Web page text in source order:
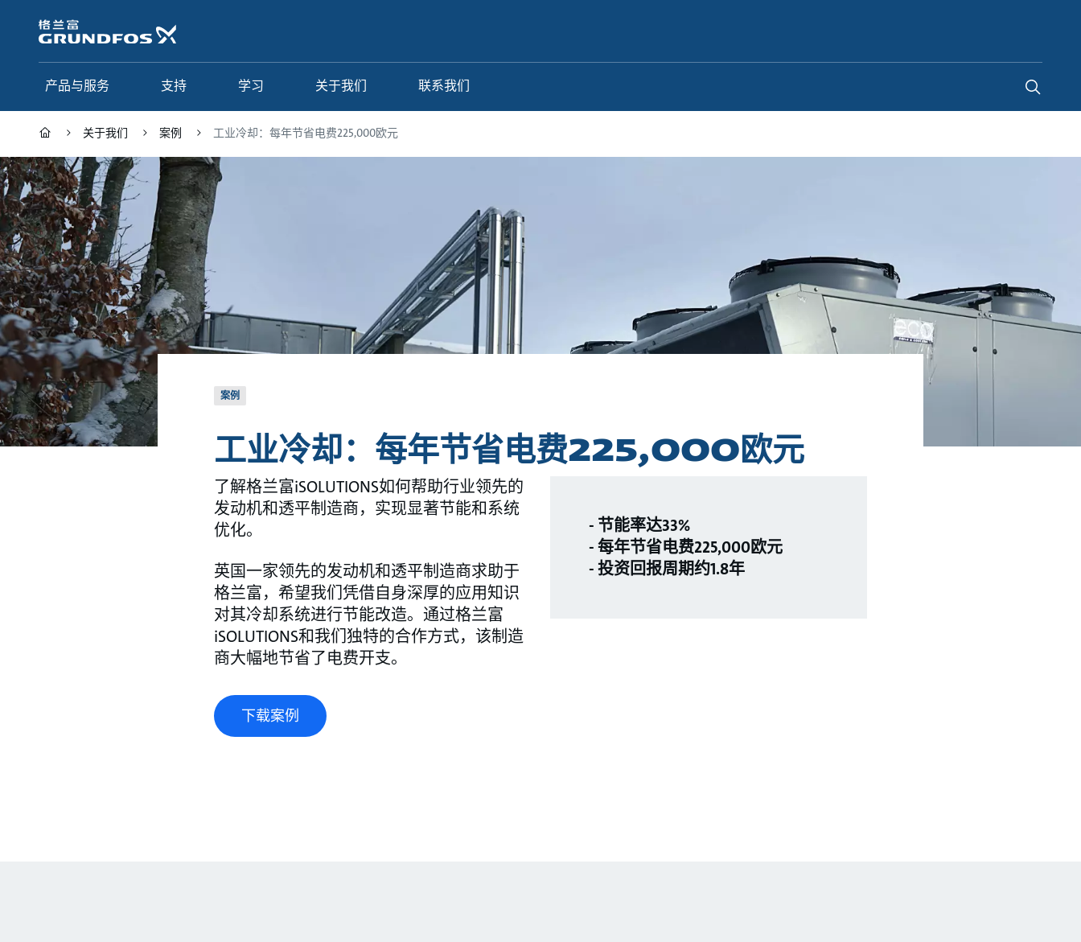
容
产品与服务 支持 学习 关于我们 联系我们
关于我们 案例 工业冷却：每年节省电费225,000欧元
案例
工业冷却：每年节省电费225,000欧元
- 节能率达33%
- 每年节省电费225,000欧元
- 投资回报周期约1.8年
了解格兰富iSOLUTIONS如何帮助行业领先的
发动机和透平制造商，实现显著节能和系统
优化。
英国一家领先的发动机和透平制造商求助于
格兰富，希望我们凭借自身深厚的应用知识
对其冷却系统进行节能改造。通过格兰富
iSOLUTIONS和我们独特的合作方式，该制造
商大幅地节省了电费开支。
下载案例